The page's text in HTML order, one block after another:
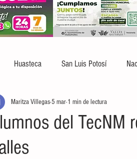
Huasteca San Luis Potosí
del TecNM
Maritza Villegas5 mar 1 min de lectura